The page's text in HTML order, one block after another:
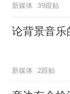
新媒体 39跟贴
论背景音乐
新媒体 2跟贴